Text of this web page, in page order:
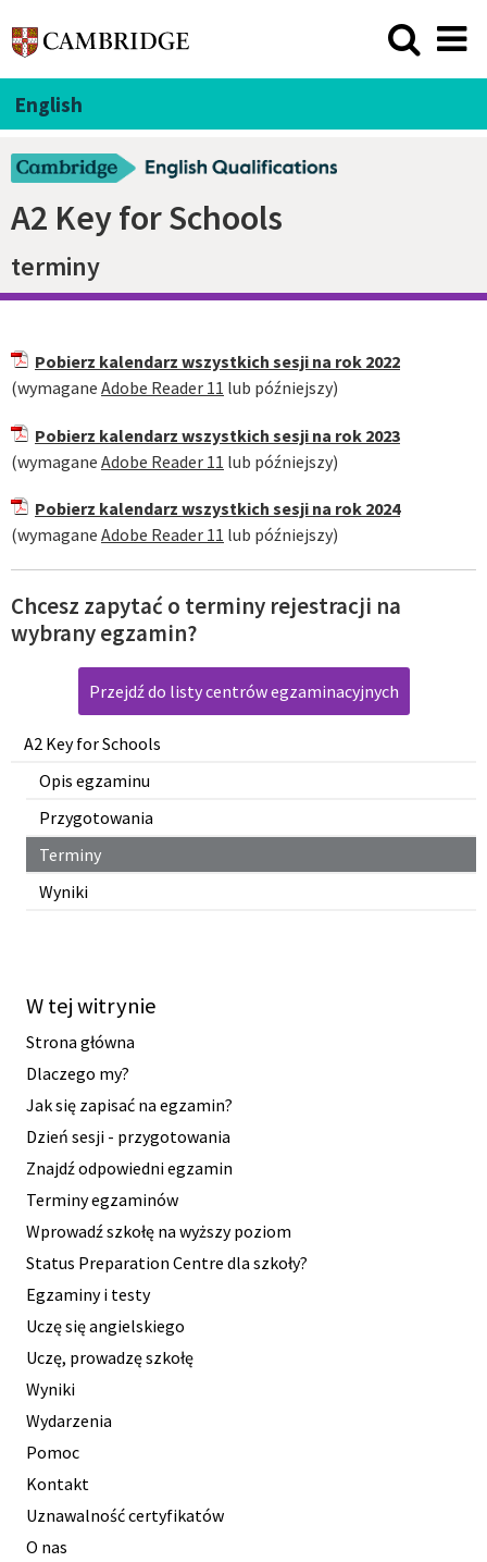
English
A2 Key for Schools
terminy
A2 Key for Schools
Opis egzaminu
Przygotowania
Terminy
Wyniki
Pobierz kalendarz wszystkich sesji na rok 2022
(wymagane Adobe Reader 11 lub późniejszy)
Pobierz kalendarz wszystkich sesji na rok 2023
(wymagane Adobe Reader 11 lub późniejszy)
Pobierz kalendarz wszystkich sesji na rok 2024
(wymagane Adobe Reader 11 lub późniejszy)
Chcesz zapytać o terminy rejestracji na
wybrany egzamin?
Przejdź do listy centrów egzaminacyjnych
W tej witrynie
Strona główna
Dlaczego my?
Jak się zapisać na egzamin?
Dzień sesji - przygotowania
Znajdź odpowiedni egzamin
Terminy egzaminów
Wprowadź szkołę na wyższy poziom
Status Preparation Centre dla szkoły?
Egzaminy i testy
Uczę się angielskiego
Uczę, prowadzę szkołę
Wyniki
Wydarzenia
Pomoc
Kontakt
Uznawalność certyfikatów
O nas